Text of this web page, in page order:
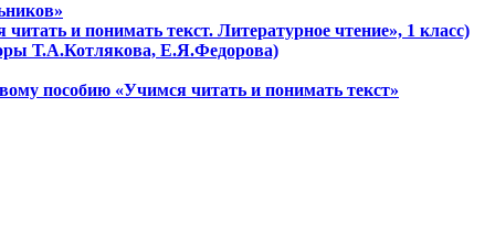
и понимать текст. Литературное чтение», 1 класс)
Т.А.Котлякова, Е.Я.Федорова)
пособию «Учимся читать и понимать текст»